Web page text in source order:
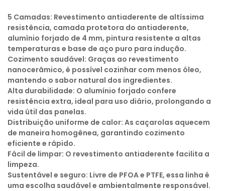
5 Camadas: Revestimento antiaderente de altíssima
resistência, camada protetora do antiaderente,
alumínio forjado de 4 mm, pintura resistente a altas
temperaturas e base de aço puro para indução.
Cozimento saudável: Graças ao revestimento
nanocerâmico, é possível cozinhar com menos óleo,
mantendo o sabor natural dos ingredientes.
Alta durabilidade: O alumínio forjado confere
resistência extra, ideal para uso diário, prolongando a
vida útil das panelas.
Distribuição uniforme de calor: As caçarolas aquecem
de maneira homogênea, garantindo cozimento
eficiente e rápido.
Fácil de limpar: O revestimento antiaderente facilita a
limpeza.
Sustentável e seguro: Livre de PFOA e PTFE, essa linha é
uma escolha saudável e ambientalmente responsável.